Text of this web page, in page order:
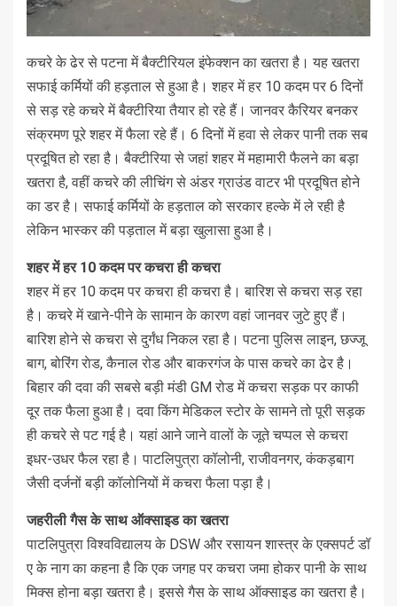
कचरे के ढेर से पटना में बैक्टीरियल इंफेक्शन का खतरा है। यह खतरा
सफाई कर्मियों की हड़ताल से हुआ है। शहर में हर 10 कदम पर 6 दिनों
से सड़ रहे कचरे में बैक्टीरिया तैयार हो रहे हैं। जानवर कैरियर बनकर
संक्रमण पूरे शहर में फैला रहे हैं। 6 दिनों में हवा से लेकर पानी तक सब
प्रदूषित हो रहा है। बैक्टीरिया से जहां शहर में महामारी फैलने का बड़ा
खतरा है, वहीं कचरे की लीचिंग से अंडर ग्राउंड वाटर भी प्रदूषित होने
का डर है। सफाई कर्मियों के हड़ताल को सरकार हल्के में ले रही है
लेकिन भास्कर की पड़ताल में बड़ा खुलासा हुआ है।
शहर में हर 10कदम पर कचरा ही कचरा
शहर में हर 10 कदम पर कचरा ही कचरा है। बारिश से कचरा सड़ रहा
है। कचरे में खाने-पीने के सामान के कारण वहां जानवर जुटे हुए हैं।
बारिश होने से कचरा से दुर्गंध निकल रहा है। पटना पुलिस लाइन, छज्जू
बाग, बोरिंग राेड, कैनाल रोड और बाकरगंज के पास कचरे का ढेर है।
बिहार की दवा की सबसे बड़ी मंडी GM रोड में कचरा सड़क पर काफी
दूर तक फैला हुआ है। दवा किंग मेडिकल स्टोर के सामने तो पूरी सड़क
ही कचरे से पट गई है। यहां आने जाने वालों के जूते चप्पल से कचरा
इधर-उधर फैल रहा है। पाटलिपुत्रा कॉलोनी, राजीवनगर, कंकड़बाग
जैसी दर्जनों बड़ी कॉलोनियों में कचरा फैला पड़ा है।
जहरीली गैस के साथ ऑक्साइड का खतरा
पाटलिपुत्रा विश्वविद्यालय के DSW और रसायन शास्त्र के एक्सपर्ट डॉ
ए के नाग का कहना है कि एक जगह पर कचरा जमा होकर पानी के साथ
मिक्स होना बड़ा खतरा है। इससे गैस के साथ ऑक्साइड का खतरा है।